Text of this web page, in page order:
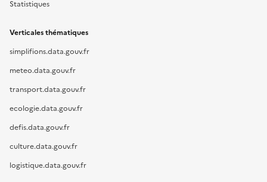
Statistiques
Verticales thématiques
simplifions.data.gouv.fr
meteo.data.gouv.fr
transport.data.gouv.fr
ecologie.data.gouv.fr
defis.data.gouv.fr
culture.data.gouv.fr
logistique.data.gouv.fr